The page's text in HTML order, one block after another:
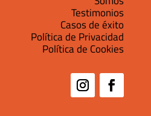
Testimonios
Casos de éxito
Política de Privacidad
Política de Cookies